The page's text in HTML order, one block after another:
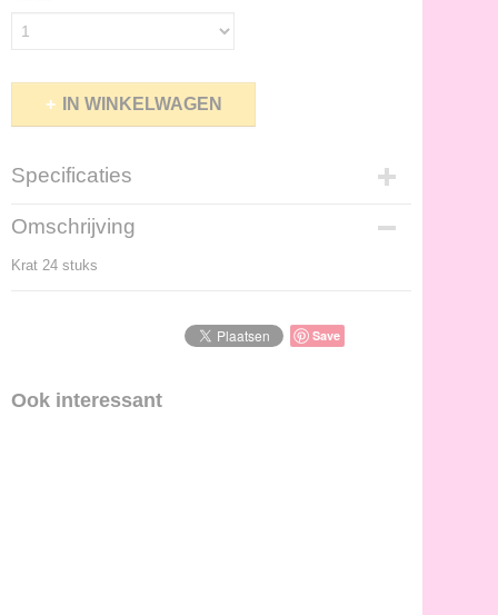
IN WINKELWAGEN
Specificaties
Productcode
150423C
Omschrijving
Krat 24 stuks
Save
Ook interessant